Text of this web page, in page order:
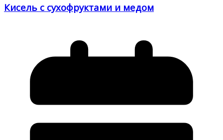
Кисель с сухофруктами и медом